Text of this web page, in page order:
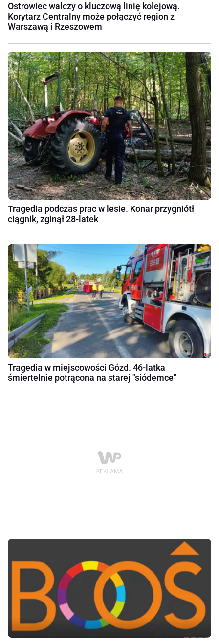
Ostrowiec walczy o kluczową linię kolejową.
Korytarz Centralny może połączyć region z
Warszawą i Rzeszowem
Tragedia podczas prac w lesie. Konar przygniótł
ciągnik, zginął 28-latek
Tragedia w miejscowości Gózd. 46-latka
śmiertelnie potrącona na starej "siódemce"